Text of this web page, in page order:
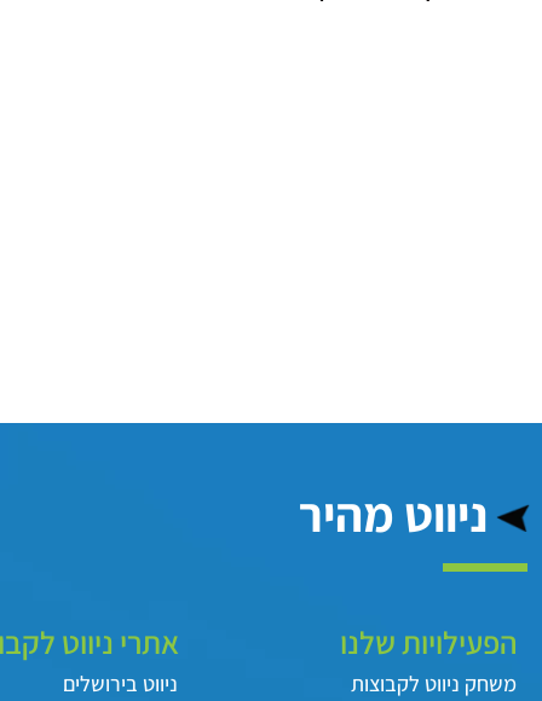
ניווט מהיר
הפעילויות שלנו
משחק ניווט לקבוצות
אתרי ניווט
ניווט בירושלים